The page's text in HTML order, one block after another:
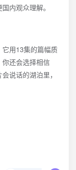
内观众理解。
它用13集的篇幅质
还会选择相信
说话的湖泊里，